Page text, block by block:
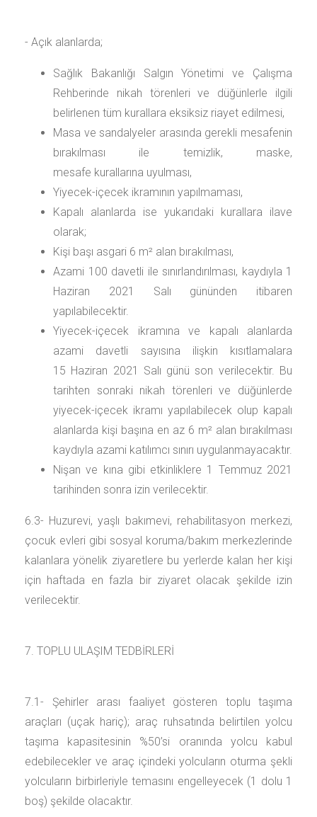
- Açık alanlarda;
Sağlık Bakanlığı Salgın Yönetimi ve Çalışma
Rehberinde nikah törenleri ve düğünlerle ilgili
belirlenen tüm kurallara eksiksiz riayet edilmesi,
Masa ve sandalyeler arasında gerekli mesafenin
bırakılması ile temizlik, maske,
mesafe kurallarına uyulması,
Yiyecek-içecek ikramının yapılmaması,
Kapalı alanlarda ise yukarıdaki kurallara ilave
olarak;
Kişi başı asgari 6 m² alan bırakılması,
Azami 100 davetli ile sınırlandırılması, kaydıyla 1
Haziran 2021 Salı gününden itibaren
yapılabilecektir.
Yiyecek-içecek ikramına ve kapalı alanlarda
azami davetli sayısına ilişkin kısıtlamalara
15 Haziran 2021 Salı günü son verilecektir. Bu
tarihten sonraki nikah törenleri ve düğünlerde
yiyecek-içecek ikramı yapılabilecek olup kapalı
alanlarda kişi başına en az 6 m² alan bırakılması
kaydıyla azami katılımcı sınırı uygulanmayacaktır.
Nişan ve kına gibi etkinliklere 1 Temmuz 2021
tarihinden sonra izin verilecektir.
6.3- Huzurevi, yaşlı bakımevi, rehabilitasyon merkezi,
çocuk evleri gibi sosyal koruma/bakım merkezlerinde
kalanlara yönelik ziyaretlere bu yerlerde kalan her kişi
için haftada en fazla bir ziyaret olacak şekilde izin
verilecektir.
7. TOPLU ULAŞIM TEDBİRLERİ
7.1- Şehirler arası faaliyet gösteren toplu taşıma
araçları (uçak hariç); araç ruhsatında belirtilen yolcu
taşıma kapasitesinin %50’si oranında yolcu kabul
edebilecekler ve araç içindeki yolcuların oturma şekli
yolcuların birbirleriyle temasını engelleyecek (1 dolu 1
boş) şekilde olacaktır.